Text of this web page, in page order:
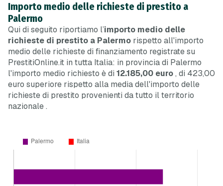
Importo medio delle richieste di prestito a
Palermo
Qui di seguito riportiamo l’importo medio delle
richieste di prestito a Palermo rispetto all'importo
medio delle richieste di finanziamento registrate su
PrestitiOnline.it in tutta Italia: in provincia di Palermo
l'importo medio richiesto è di 12.185,00 euro, di 423,00
euro superiore rispetto alla media dell'importo delle
richieste di prestito provenienti da tutto il territorio
nazionale.